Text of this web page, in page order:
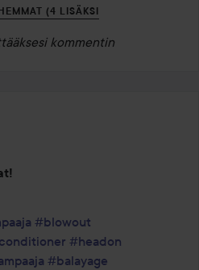
(4 LISÄKSI
kommentin
sitten
#blowout
#headon
#balayage